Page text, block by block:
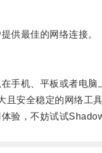
供最佳的网络连接。
机、平板或者电脑
安全稳定的网络工具
，不妨试试